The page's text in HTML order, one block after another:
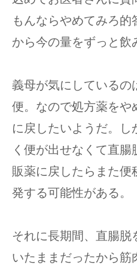
もんならやめてみろ
から今の量をずっと飲
義母が気にしているの
便。なので処方薬をや
に戻したいようだ。し
く便が出せなくて直
販薬に戻したらまた便
発する可能性がある。
それに長期間、直腸脱
いたままだったから筋